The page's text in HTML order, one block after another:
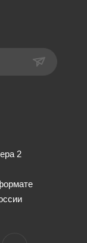
2